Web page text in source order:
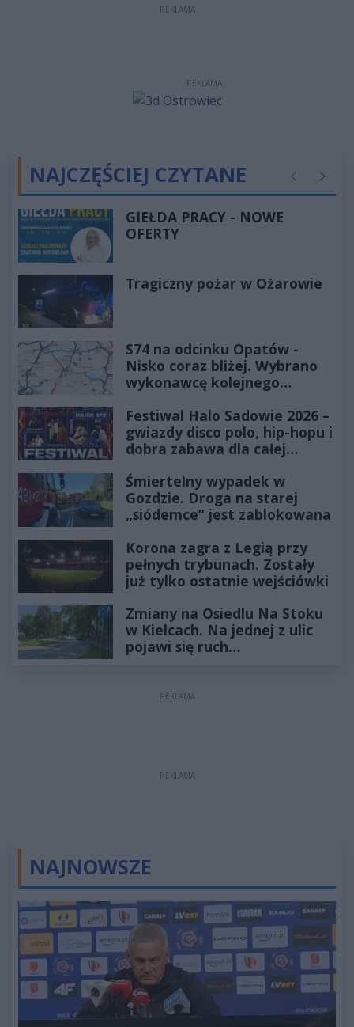
REKLAMA
REKLAMA
NAJCZĘŚCIEJ CZYTANE Poprzednie
GIEŁDA PRACY - NOWE
OFERTY
Tragiczny pożar w Ożarowie
S74 na odcinku Opatów -
Nisko coraz bliżej. Wybrano
wykonawcę kolejnego
Festiwal Halo Sadowie 2026 –
gwiazdy disco polo, hip-hopu i
dobra zabawa dla całej
Śmiertelny wypadek w
Gozdzie. Droga na starej
„siódemce” jest zablokowana
Korona zagra z Legią przy
pełnych trybunach. Zostały
już tylko ostatnie wejściówki
Zmiany na Osiedlu Na Stoku
w Kielcach. Na jednej z ulic
pojawi się ruch
REKLAMA
REKLAMA
NAJNOWSZE